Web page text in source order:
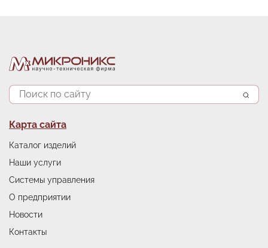
Поиск
Подвал
Карта сайта
Каталог изделий
Наши услуги
Системы управления
О предприятии
Новости
Контакты